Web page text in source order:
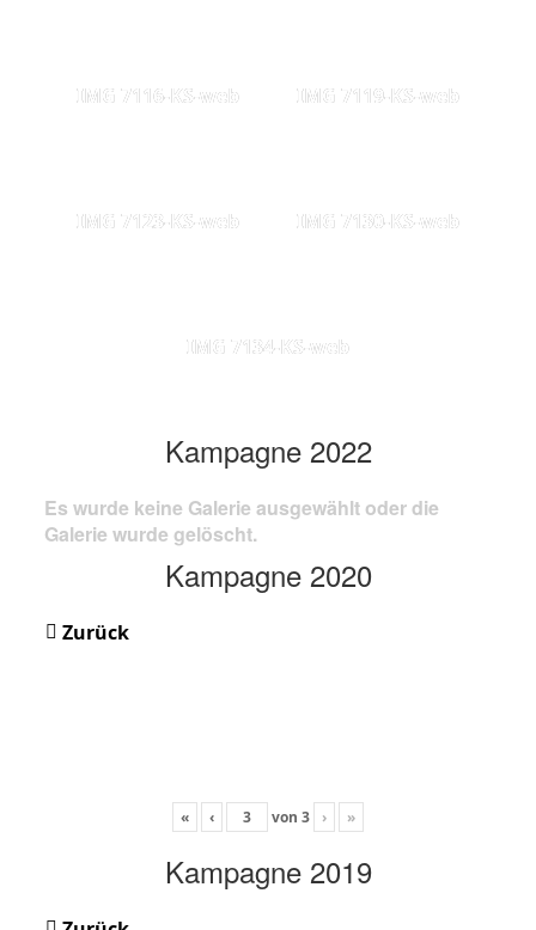
IMG 7116-KS-web IMG 7119-KS-web
IMG 7123-KS-web IMG 7130-KS-web
IMG 7134-KS-web
Kampagne 2022
Es wurde keine Galerie ausgewählt oder die
Galerie wurde gelöscht.
Kampagne 2020
Zurück
« ‹ von 3 › »
Kampagne 2019